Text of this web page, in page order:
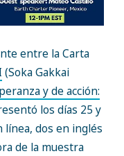
entre la Carta
(Soka Gakkai
y de acción:
los días 25 y
dos en inglés
de la muestra